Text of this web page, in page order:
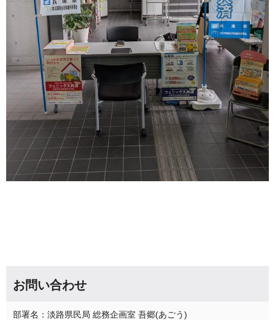
お問い合わせ
部署名：淡路県民局 総務企画室 吾郷(あごう)